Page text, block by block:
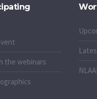
the webinars